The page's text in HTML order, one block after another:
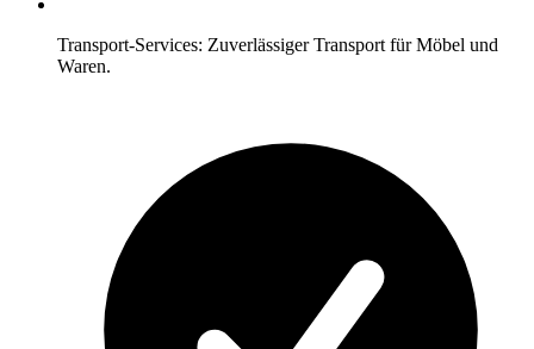
Transport-Services: Zuverlässiger Transport für Möbel und
Waren.